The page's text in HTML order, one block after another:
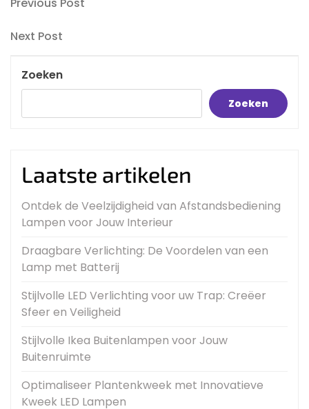
Bericht
navigatie
Next
Next Post
Zoeken
Zoeken
Laatste artikelen
Ontdek de Veelzijdigheid van Afstandsbediening
Lampen voor Jouw Interieur
Draagbare Verlichting: De Voordelen van een
Lamp met Batterij
Stijlvolle LED Verlichting voor uw Trap: Creëer
Sfeer en Veiligheid
Stijlvolle Ikea Buitenlampen voor Jouw
Buitenruimte
Optimaliseer Plantenkweek met Innovatieve
Kweek LED Lampen